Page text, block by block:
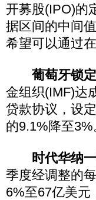
开募股(IPO)的
据区间的中间
希望可以通过
葡萄牙锁
金组织(IMF)达
贷款协议，设
的9.1%降至3%
时代华纳
季度经调整的
6%至67亿美元